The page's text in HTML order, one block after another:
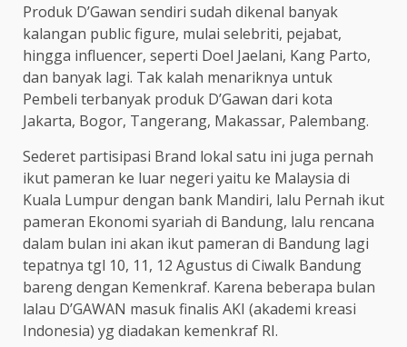
Produk D’Gawan sendiri sudah dikenal banyak
kalangan public figure, mulai selebriti, pejabat,
hingga influencer, seperti Doel Jaelani, Kang Parto,
dan banyak lagi. Tak kalah menariknya untuk
Pembeli terbanyak produk D’Gawan dari kota
Jakarta, Bogor, Tangerang, Makassar, Palembang.
Sederet partisipasi Brand lokal satu ini juga pernah
ikut pameran ke luar negeri yaitu ke Malaysia di
Kuala Lumpur dengan bank Mandiri, lalu Pernah ikut
pameran Ekonomi syariah di Bandung, lalu rencana
dalam bulan ini akan ikut pameran di Bandung lagi
tepatnya tgl 10, 11, 12 Agustus di Ciwalk Bandung
bareng dengan Kemenkraf. Karena beberapa bulan
lalau D’GAWAN masuk finalis AKI (akademi kreasi
Indonesia) yg diadakan kemenkraf RI.